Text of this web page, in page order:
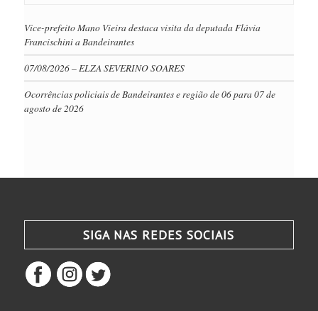
Vice-prefeito Mano Vieira destaca visita da deputada Flávia
Francischini a Bandeirantes
07/08/2026 – ELZA SEVERINO SOARES
Ocorrências policiais de Bandeirantes e região de 06 para 07 de
agosto de 2026
SIGA NAS REDES SOCIAIS